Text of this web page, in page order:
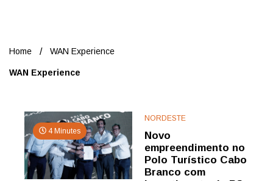
Home WAN Experience
WAN Experience
4 Minutes
NORDESTE
Novo
empreendimento no
Polo Turístico Cabo
Branco com